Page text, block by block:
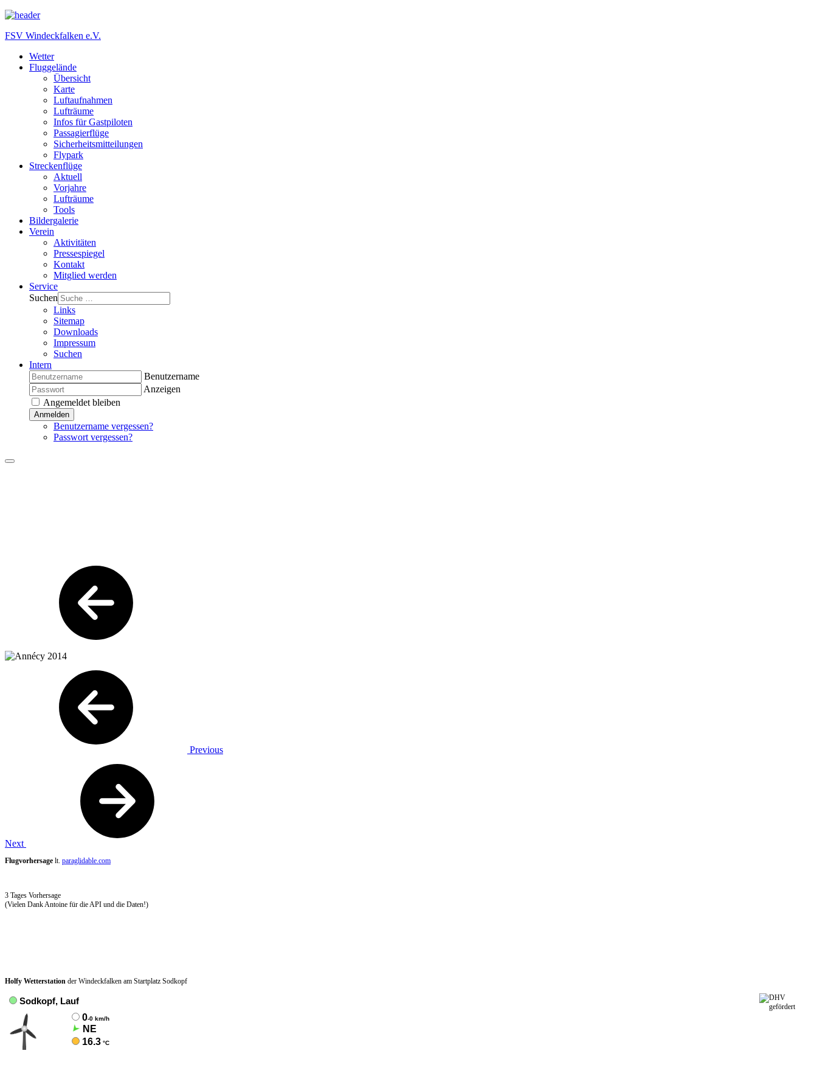
FSV Windeckfalken e.V.
Wetter
Fluggelände
Übersicht
Karte
Luftaufnahmen
Lufträume
Infos für Gastpiloten
Passagierflüge
Sicherheitsmitteilungen
Flypark
Streckenflüge
Aktuell
Vorjahre
Lufträume
Tools
Bildergalerie
Verein
Aktivitäten
Pressespiegel
Kontakt
Mitglied werden
Service
Suchen
Links
Sitemap
Downloads
Impressum
Suchen
Intern
Benutzername
Anzeigen
Angemeldet bleiben
Anmelden
Benutzername vergessen?
Passwort vergessen?
Previous
Next
Flugvorhersage lt. paraglidable.com
3 Tages Vorhersage
(Vielen Dank Antoine für die API und die Daten!)
Holfy Wetterstation der Windeckfalken am Startplatz Sodkopf